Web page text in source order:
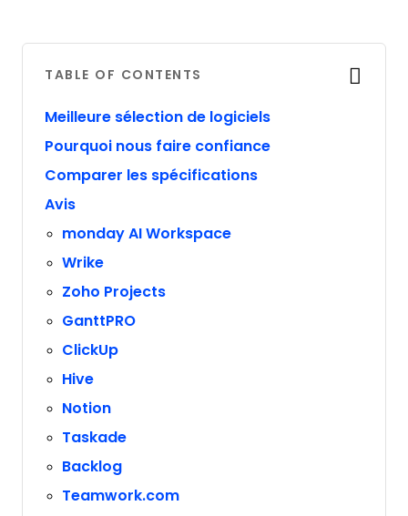
TABLE OF CONTENTS
Meilleure sélection de logiciels
Pourquoi nous faire confiance
Comparer les spécifications
Avis
monday AI Workspace
Wrike
Zoho Projects
GanttPRO
ClickUp
Hive
Notion
Taskade
Backlog
Teamwork.com